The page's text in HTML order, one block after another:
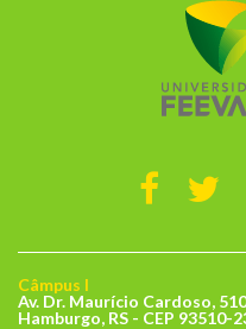
Câmpus I
Av. Dr. Maurício Cardoso,
Hamburgo, RS - CEP 93510-